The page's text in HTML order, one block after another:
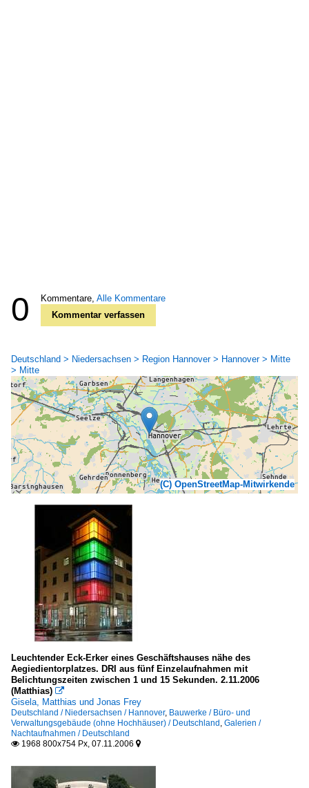
0 Kommentare, Alle Kommentare
Kommentar verfassen
Deutschland > Niedersachsen > Region Hannover > Hannover > Mitte
> Mitte
(C) OpenStreetMap-Mitwirkende
Leuchtender Eck-Erker eines Geschäftshauses nähe des
Aegiedientorplatzes. DRI aus fünf Einzelaufnahmen mit
Belichtungszeiten zwischen 1 und 15 Sekunden. 2.11.2006
(Matthias) 
Gisela, Matthias und Jonas Frey
Deutschland / Niedersachsen / Hannover, Bauwerke / Büro- und
Verwaltungsgebäude (ohne Hochhäuser) / Deutschland , Galerien /
Nachtaufnahmen / Deutschland
 1968 800x754 Px, 07.11.2006 